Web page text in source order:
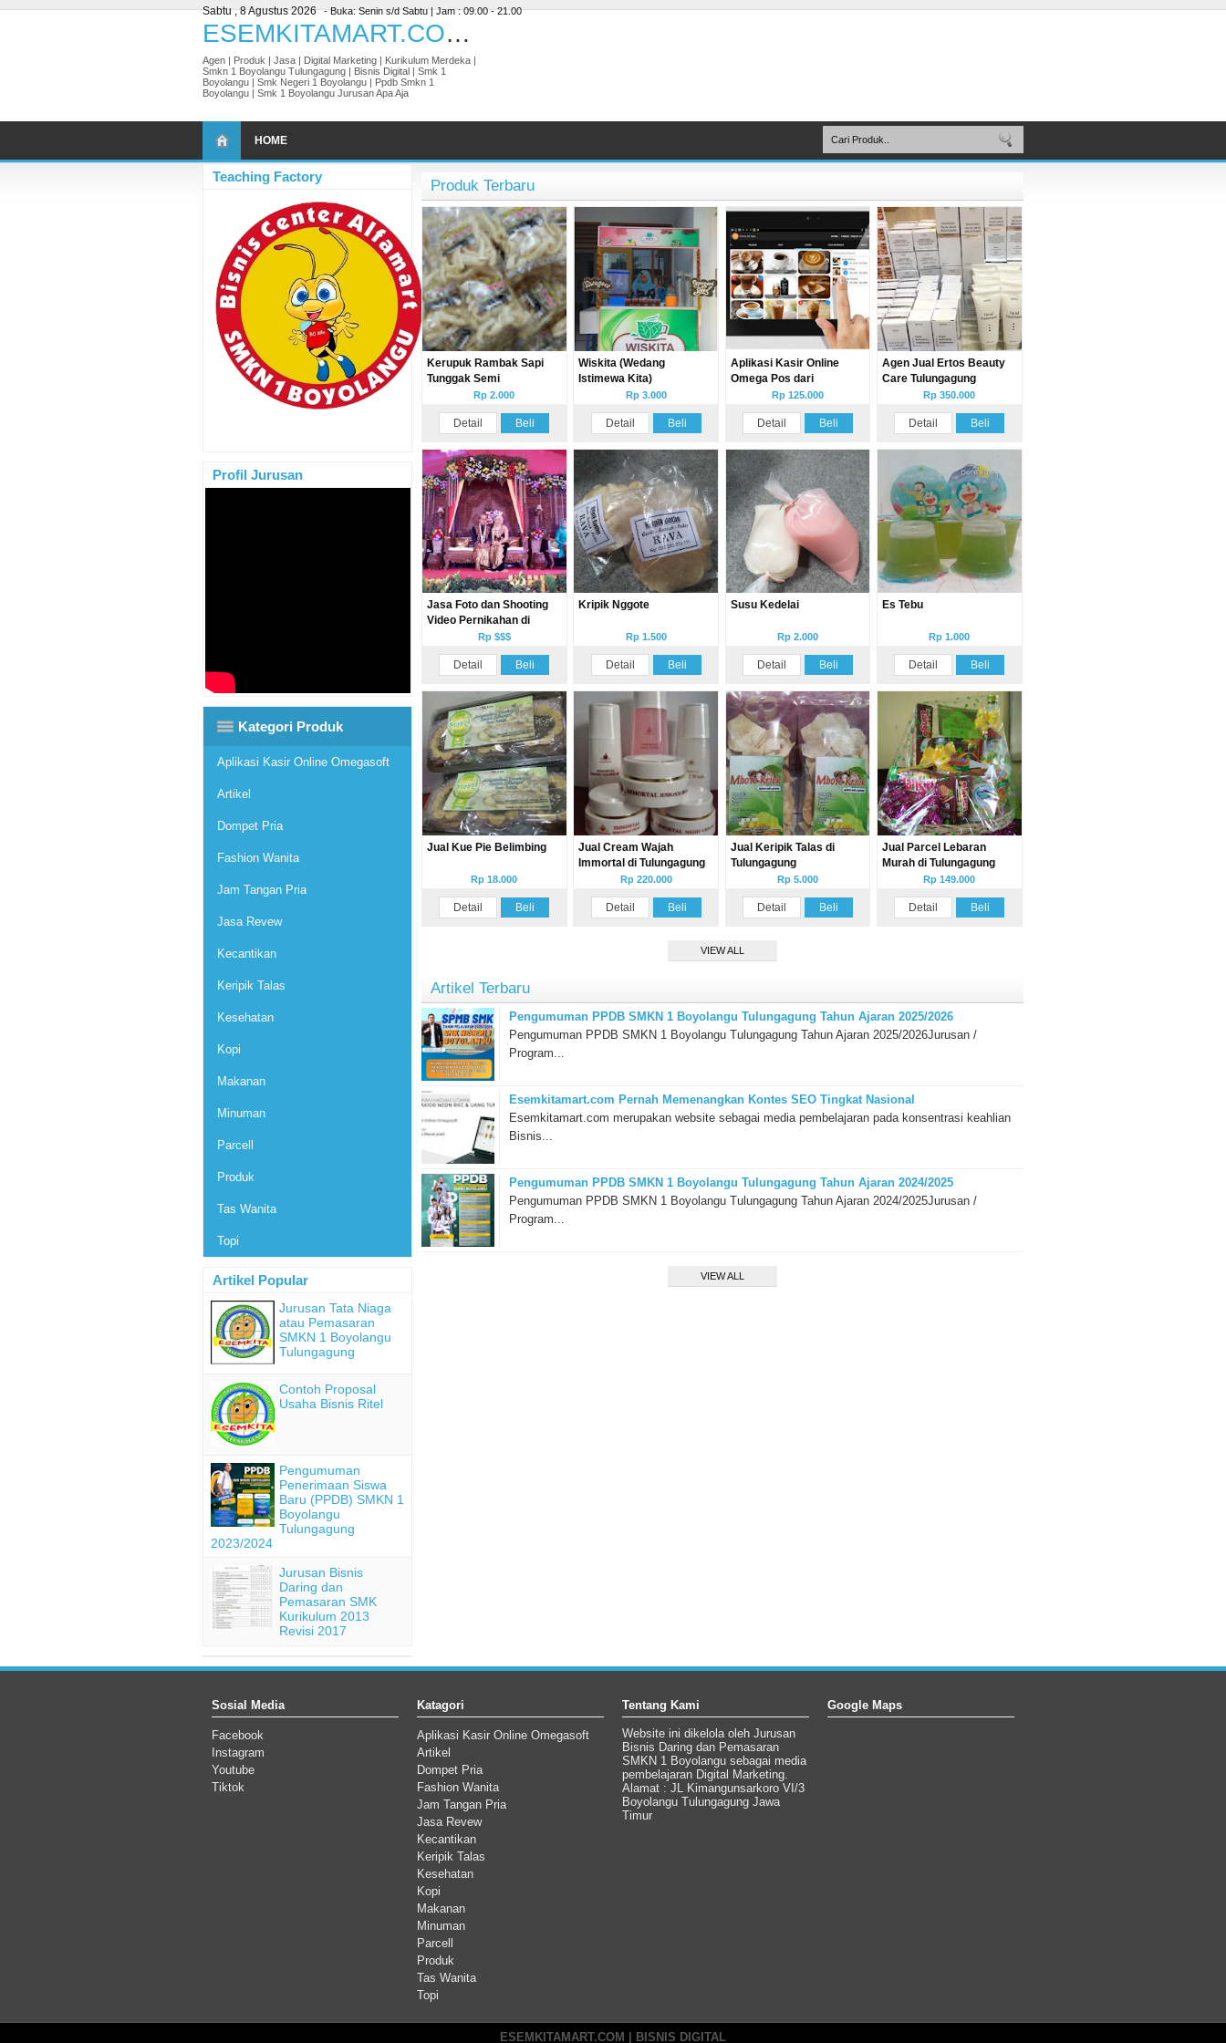
Sabtu , 8 Agustus 2026 - Buka: Senin s/d Sabtu | Jam : 09.00 - 21.00
ESEMKITAMART.COM | BISNIS DIGITAL
Agen | Produk | Jasa | Digital Marketing | Kurikulum Merdeka |
Smkn 1 Boyolangu Tulungagung | Bisnis Digital | Smk 1
Boyolangu | Smk Negeri 1 Boyolangu | Ppdb Smkn 1
Boyolangu | Smk 1 Boyolangu Jurusan Apa Aja
HOME
Produk Terbaru
Kerupuk Rambak Sapi
Tunggak Semi
Rp 2.000
Detail Beli
Wiskita (Wedang
Istimewa Kita)
Rp 3.000
Detail Beli
Aplikasi Kasir Online
Omega Pos dari
OmegasoftRp 125.000
Detail Beli
Agen Jual Ertos Beauty
Care Tulungagung
Rp 350.000
Detail Beli
Jasa Foto dan Shooting
Video Pernikahan di
TulungagungRp $$$
Detail Beli
Kripik Nggote
Rp 1.500
Detail Beli
Susu Kedelai
Rp 2.000
Detail Beli
Es Tebu
Rp 1.000
Detail Beli
Jual Kue Pie Belimbing
Rp 18.000
Detail Beli
Jual Cream Wajah
Immortal di Tulungagung
Rp 220.000
Detail Beli
Jual Keripik Talas di
Tulungagung
Rp 5.000
Detail Beli
Jual Parcel Lebaran
Murah di Tulungagung
Rp 149.000
Detail Beli
VIEW ALL
Artikel Terbaru
Pengumuman PPDB SMKN 1 Boyolangu Tulungagung Tahun Ajaran 2025/2026
Pengumuman PPDB SMKN 1 Boyolangu Tulungagung Tahun Ajaran 2025/2026Jurusan /
Program...
Esemkitamart.com Pernah Memenangkan Kontes SEO Tingkat Nasional
Esemkitamart.com merupakan website sebagai media pembelajaran pada konsentrasi keahlian
Bisnis...
Pengumuman PPDB SMKN 1 Boyolangu Tulungagung Tahun Ajaran 2024/2025
Pengumuman PPDB SMKN 1 Boyolangu Tulungagung Tahun Ajaran 2024/2025Jurusan /
Program...
VIEW ALL
Teaching Factory
Profil Jurusan
Kategori Produk
Aplikasi Kasir Online Omegasoft
Artikel
Dompet Pria
Fashion Wanita
Jam Tangan Pria
Jasa Revew
Kecantikan
Keripik Talas
Kesehatan
Kopi
Makanan
Minuman
Parcell
Produk
Tas Wanita
Topi
Artikel Popular
Jurusan Tata Niaga
atau Pemasaran
SMKN 1 Boyolangu
Tulungagung
Contoh Proposal
Usaha Bisnis Ritel
Pengumuman
Penerimaan Siswa
Baru (PPDB) SMKN 1
Boyolangu
Tulungagung
2023/2024
Jurusan Bisnis
Daring dan
Pemasaran SMK
Kurikulum 2013
Revisi 2017
Sosial Media
Facebook
Instagram
Youtube
Tiktok
Katagori
Aplikasi Kasir Online Omegasoft
Artikel
Dompet Pria
Fashion Wanita
Jam Tangan Pria
Jasa Revew
Kecantikan
Keripik Talas
Kesehatan
Kopi
Makanan
Minuman
Parcell
Produk
Tas Wanita
Topi
Tentang Kami
Website ini dikelola oleh Jurusan
Bisnis Daring dan Pemasaran
SMKN 1 Boyolangu sebagai media
pembelajaran Digital Marketing.
Alamat : JL Kimangunsarkoro VI/3
Boyolangu Tulungagung Jawa
Timur
Google Maps
ESEMKITAMART.COM | BISNIS DIGITAL